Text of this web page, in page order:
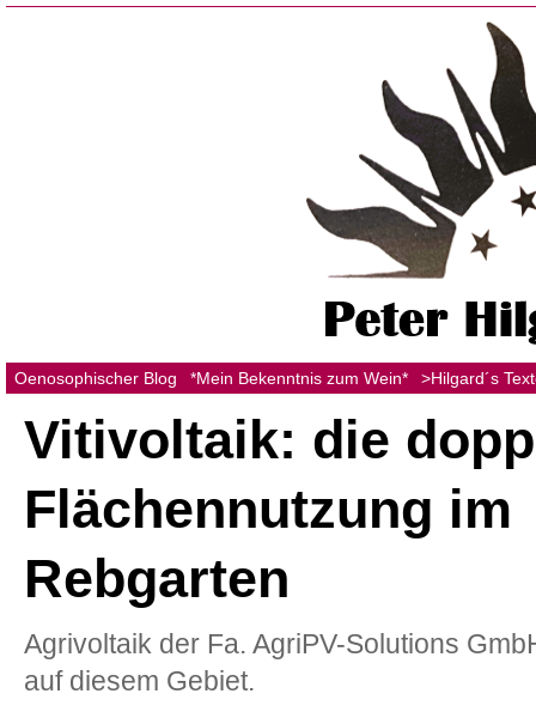
Oenosophischer Blog *Mein Bekenntnis zum Wein* >Hilgard´s
Vitivoltaik: die
Flächennutzung im
Rebgarten
Agrivoltaik der Fa. AgriPV-Solutions
auf diesem Gebiet.